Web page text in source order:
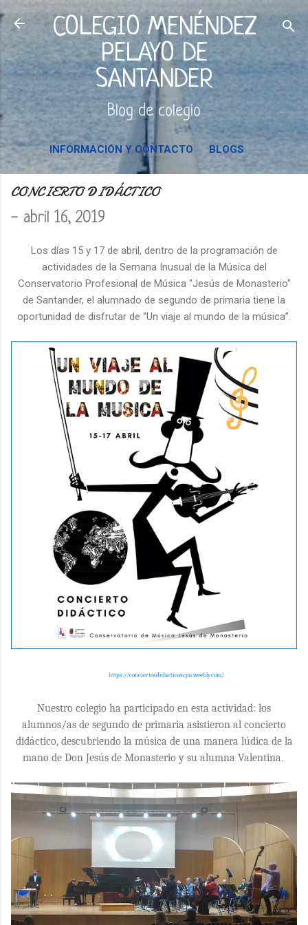
Ir al contenido principal
COLEGIO MENÉNDEZ
PELAYO DE
SANTANDER
Blog de colegio
INFORMACIÓN Y CONTACTO BLOGS
CONCIERTO DIDÁCTICO
- abril 16, 2019
Los días 15 y 17 de abril, dentro de la programación de
actividades de la Semana Inusual de la Música del
Conservatorio Profesional de Música "Jesús de Monasterio"
de Santander, el alumnado de segundo de primaria tiene la
oportunidad de disfrutar de “Un viaje al mundo de la música”.
https://conciertosdidacticoscjm.weebly.com/
Nuestro colegio ha participado en esta actividad: los
alumnos/as de segundo de primaria asistieron al concierto
didáctico, descubriendo la música de una manera lúdica de la
mano de Don Jesús de Monasterio y su alumna Valentina.